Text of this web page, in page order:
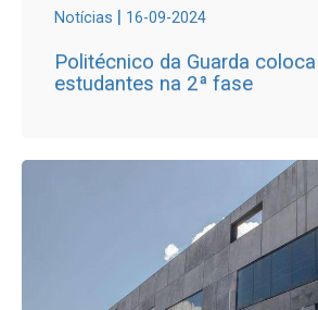
Notícias | 16-09-2024
Politécnico da Guarda
estudantes na 2ª fase